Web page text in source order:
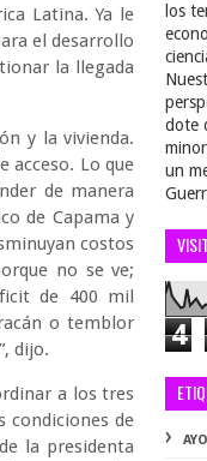
Latina. Ya le
el desarrollo
la llegada
y la vivienda.
acceso. Lo que
de manera
de Capama y
costos
no se ve;
de 400 mil
o temblor
dijo.
a los tres
condiciones de
la presidenta
los
dote
un
4